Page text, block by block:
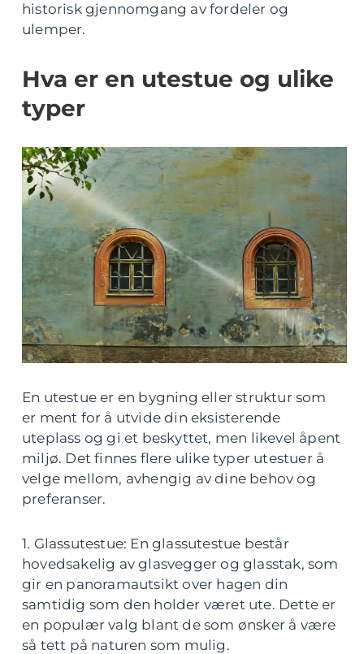
historisk gjennomgang av fordeler og
ulemper.
Hva er en utestue og ulike
typer
En utestue er en bygning eller struktur som
er ment for å utvide din eksisterende
uteplass og gi et beskyttet, men likevel åpent
miljø. Det finnes flere ulike typer utestuer å
velge mellom, avhengig av dine behov og
preferanser.
1. Glassutestue: En glassutestue består
hovedsakelig av glasvegger og glasstak, som
gir en panoramautsikt over hagen din
samtidig som den holder været ute. Dette er
en populær valg blant de som ønsker å være
så tett på naturen som mulig.